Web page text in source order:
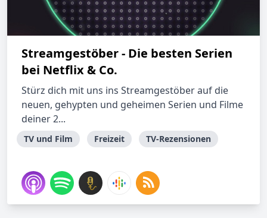
‎Streamgestöber - Die besten Serien
bei Netflix & Co.
Stürz dich mit uns ins Streamgestöber auf die
neuen, gehypten und geheimen Serien und Filme
deiner 2...
TV und Film Freizeit TV-Rezensionen